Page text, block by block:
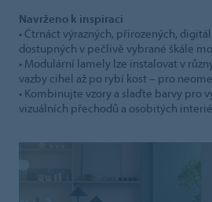
Navrženo k inspiraci
• Čtrnáct výrazných, přirozených,
dostupných v pečlivě vybrané škále
• Modulární lamely lze instalovat v
vazby cihel až po rybí kost – pro
• Kombinujte vzory a slaďte barvy pro
vizuálních přechodů a osobitých